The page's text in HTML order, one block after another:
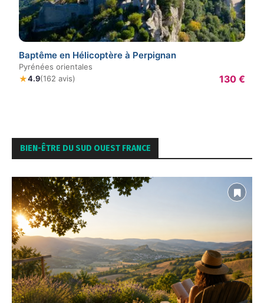
Baptême en Hélicoptère à Perpignan
Pyrénées orientales
★4.9(162 avis) 130 €
BIEN-ÊTRE DU SUD OUEST FRANCE